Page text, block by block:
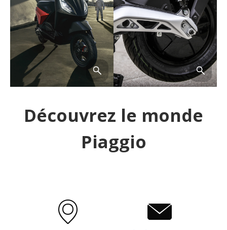
Découvrez le monde
Piaggio